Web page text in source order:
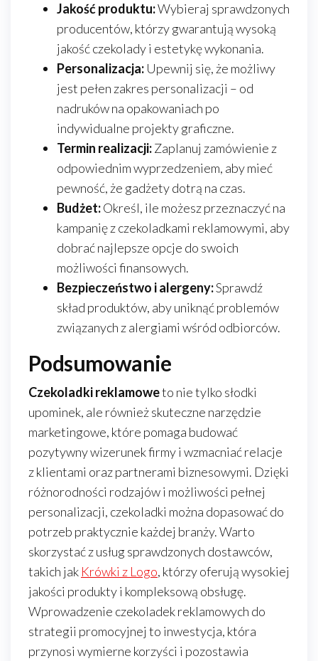
Jakość produktu:Wybieraj sprawdzonych
producentów, którzy gwarantują wysoką
jakość czekolady i estetykę wykonania.
Personalizacja: Upewnij się, że możliwy
jest pełen zakres personalizacji – od
nadruków na opakowaniach po
indywidualne projekty graficzne.
Termin realizacji:Zaplanuj zamówienie z
odpowiednim wyprzedzeniem, aby mieć
pewność, że gadżety dotrą na czas.
Budżet:Określ, ile możesz przeznaczyć na
kampanię z czekoladkami reklamowymi, aby
dobrać najlepsze opcje do swoich
możliwości finansowych.
Bezpieczeństwo i alergeny:Sprawdź
skład produktów, aby uniknąć problemów
związanych z alergiami wśród odbiorców.
Podsumowanie
Czekoladki reklamoweto nie tylko słodki
upominek, ale również skuteczne narzędzie
marketingowe, które pomaga budować
pozytywny wizerunek firmy i wzmacniać relacje
z klientami oraz partnerami biznesowymi. Dzięki
różnorodności rodzajów i możliwości pełnej
personalizacji, czekoladki można dopasować do
potrzeb praktycznie każdej branży. Warto
skorzystać z usług sprawdzonych dostawców,
takich jak Krówki z Logo, którzy oferują wysokiej
jakości produkty i kompleksową obsługę.
Wprowadzenie czekoladek reklamowych do
strategii promocyjnej to inwestycja, która
przynosi wymierne korzyści i pozostawia